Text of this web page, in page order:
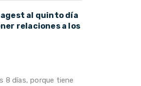
al quinto día
relaciones a los
8 días, porque tiene